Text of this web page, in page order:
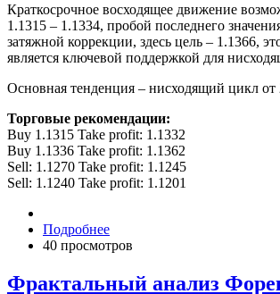
Краткосрочное восходящее движение
1.1315 – 1.1334, пробой последнего
затяжной коррекции, здесь цель – 1.1366,
является ключевой поддержкой для
Основная тенденция – нисходящий цикл от
Торговые рекомендации:
Buy 1.1315 Take profit: 1.1332
Buy 1.1336 Take profit: 1.1362
Sell: 1.1270 Take profit: 1.1245
Sell: 1.1240 Take profit: 1.1201
Подробнее
40 просмотров
Фрактальный анализ